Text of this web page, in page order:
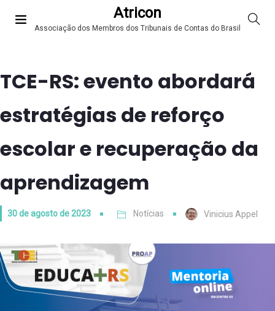
Atricon
Associação dos Membros dos Tribunais de Contas do Brasil
TCE-RS: evento abordará
estratégias de reforço
escolar e recuperação da
aprendizagem
30 de agosto de 2023 Notícias Vinicius Appel